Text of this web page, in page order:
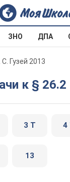
ЗНО ДПА
Гузей 2013
к § 26.2
3 Т 4
13